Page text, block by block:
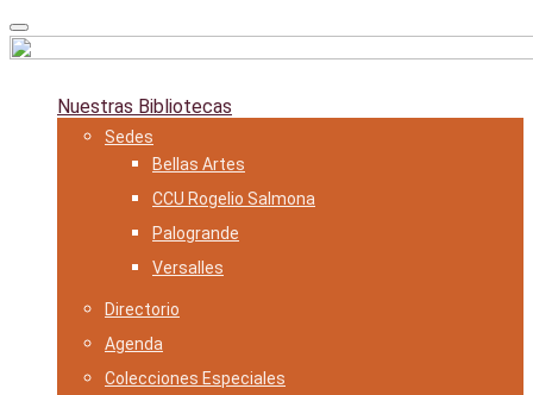
Skip
to
content
Nuestras Bibliotecas
Sedes
Bellas Artes
CCU Rogelio Salmona
Palogrande
Versalles
Directorio
Agenda
Colecciones Especiales